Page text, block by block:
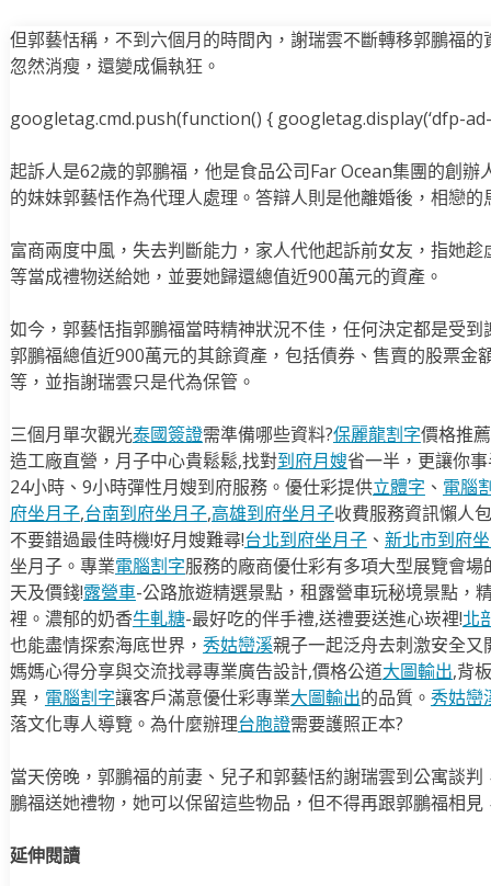
但郭藝恬稱，不到六個月的時間內，謝瑞雲不斷轉移郭鵬福
忽然消瘦，還變成偏執狂。
googletag.cmd.push(function() { googletag.display(‘dfp-ad-
起訴人是62歲的郭鵬福，他是食品公司Far Ocean集團的創辦
的妹妹郭藝恬作為代理人處理。答辯人則是他離婚後，相戀
富商兩度中風，失去判斷能力，家人代他起訴前女友，指她
等當成禮物送給她，並要她歸還總值近900萬元的資產。
如今，郭藝恬指郭鵬福當時精神狀況不佳，任何決定都是受
郭鵬福總值近900萬元的其餘資產，包括債券、售賣的股票金
等，並指謝瑞雲只是代為保管。
三個月單次觀光泰國簽證需準備哪些資料?保麗龍割字價格推
造工廠直營，月子中心貴鬆鬆,找對到府月嫂省一半，更讓你
24小時、9小時彈性月嫂到府服務。優仕彩提供立體字 、 電腦
府坐月子,台南到府坐月子,高雄到府坐月子收費服務資訊懶人
不要錯過最佳時機!好月嫂難尋!台北到府坐月子、 新北市到府
坐月子。專業電腦割字服務的廠商優仕彩有多項大型展覽會場
天及價錢!露營車-公路旅遊精選景點，租露營車玩秘境景點，
裡。濃郁的奶香牛軋糖-最好吃的伴手禮,送禮要送進心崁裡!北
也能盡情探索海底世界， 秀姑巒溪親子一起泛舟去​刺激安全
媽媽心得分享與交流找尋專業廣告設計,價格公道大圖輸出,背
異， 電腦割字讓客戶滿意優仕彩專業大圖輸出的品質。 秀姑巒
落文化專人導覽。為什麼辦理台胞證需要護照正本?
當天傍晚，郭鵬福的前妻、兒子和郭藝恬約謝瑞雲到公寓談
鵬福送她禮物，她可以保留這些物品，但不得再跟郭鵬福相見
延伸閱讀